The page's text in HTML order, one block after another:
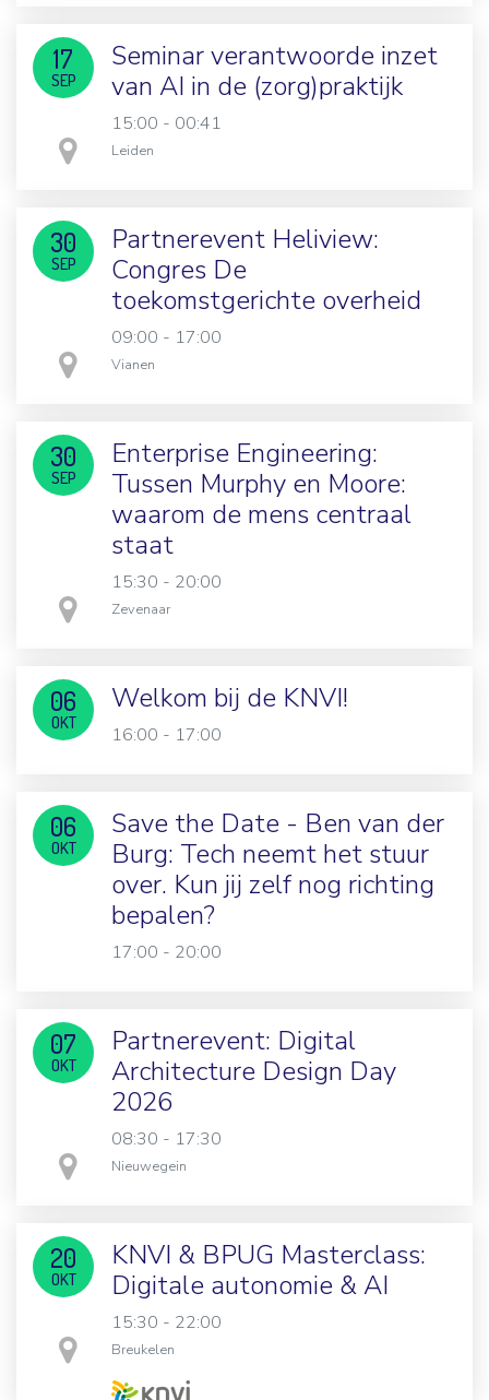
17
SEP
Seminar verantwoorde inzet
van AI in de (zorg)praktijk
15:00 - 00:41
in
Leiden
30
SEP
Partnerevent Heliview:
Congres De
toekomstgerichte overheid
09:00 - 17:00
in
Vianen
30
SEP
Enterprise Engineering:
Tussen Murphy en Moore:
waarom de mens centraal
staat
15:30 - 20:00
in
Zevenaar
06
OKT
Welkom bij de KNVI!
16:00 - 17:00
06
OKT
Save the Date - Ben van der
Burg: Tech neemt het stuur
over. Kun jij zelf nog richting
bepalen?
17:00 - 20:00
07
OKT
Partnerevent: Digital
Architecture Design Day
2026
08:30 - 17:30
in
Nieuwegein
20
OKT
KNVI & BPUG Masterclass:
Digitale autonomie & AI
15:30 - 22:00
in
Breukelen